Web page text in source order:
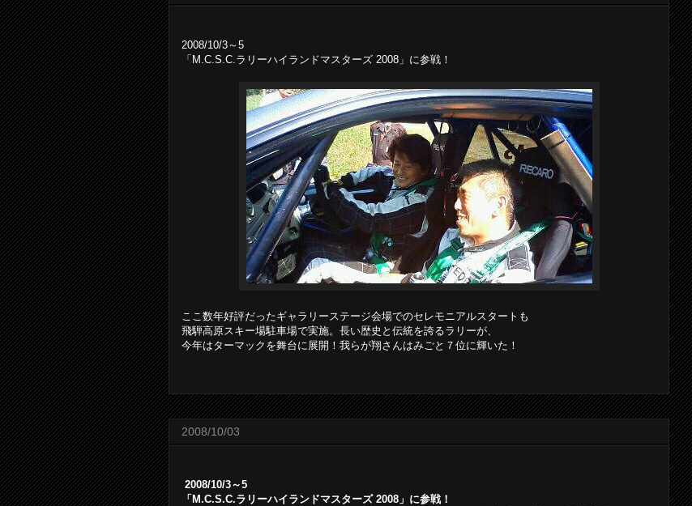
2008/10/3～5
「M.C.S.C.ラリーハイランドマスターズ 2008」に参戦！
ここ数年好評だったギャラリーステージ会場でのセレモニアルスタートも
飛騨高原スキー場駐車場で実施。長い歴史と伝統を誇るラリーが、
今年はターマックを舞台に展開！我らが翔さんはみごと７位に輝いた！
2008/10/03
2008/10/3～5
「M.C.S.C.ラリーハイランドマスターズ 2008」に参戦！